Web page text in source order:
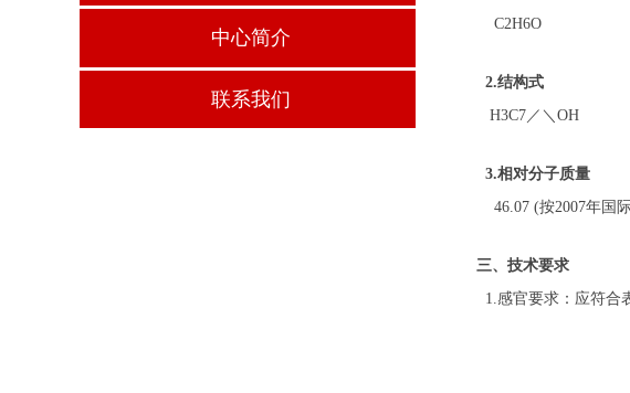
C2H6O
2.结构式
H3C7／＼OH
3.相对分子质量
46.07 (按2007年国
三、技术要求
1.感官要求：应符合
中心简介
联系我们